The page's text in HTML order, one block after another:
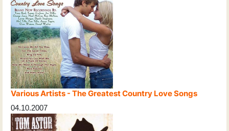
Various Artists - The Greatest Country Love Songs
04.10.2007